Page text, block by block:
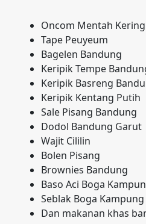
Oncom Mentah Kering
Tape Peuyeum
Bagelen Bandung
Keripik Tempe
Keripik Basreng
Keripik Kentang Putih
Sale Pisang Bandung
Dodol Bandung Garut
Wajit Cililin
Bolen Pisang
Brownies Bandung
Baso Aci Boga
Seblak Boga Kampung
Dan makanan khas